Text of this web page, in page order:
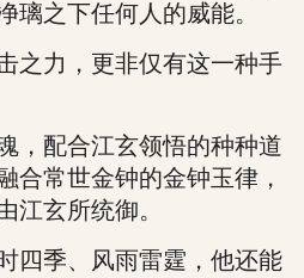
璃之下任何人的威能。
力，更非仅有这一种手
配合江玄领悟的种种道
合常世金钟的金钟玉律，
江玄所统御。
季、风雨雷霆，他还能